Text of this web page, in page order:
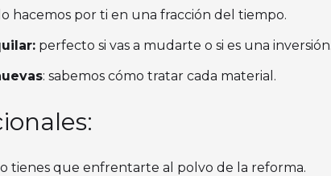
hacemos por ti en una fracción del tiempo.
perfecto si vas a mudarte o si es una inversión.
: sabemos cómo tratar cada material.
tienes que enfrentarte al polvo de la reforma.